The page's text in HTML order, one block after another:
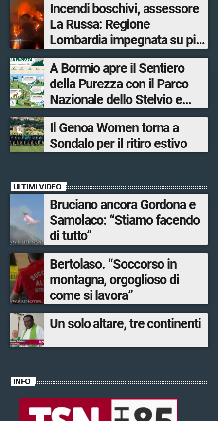
Incendi boschivi, assessore
La Russa: Regione
Lombardia impegnata su più
fronti, 48 volontari coinvolti
tra le province di Lecco,
Sondrio, Milano e Como
A Bormio apre il Sentiero
della Purezza con il Parco
Nazionale dello Stelvio e
Bormio Tourism
Il Genoa Women torna a
Sondalo per il ritiro estivo
ULTIMI VIDEO
Bruciano ancora Gordona e
Samolaco: “Stiamo facendo
di tutto”
Bertolaso. “Soccorso in
montagna, orgoglioso di
come si lavora”
Un solo altare, tre continenti
INFO